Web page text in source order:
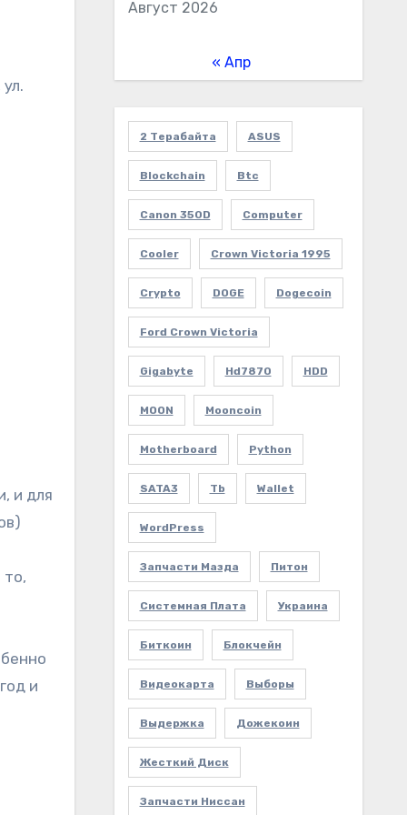
и для
то,
и
Август 2026
« Апр
2 Терабайта ASUS
Blockchain Btc
Canon 350D Computer
Cooler Crown Victoria 1995
Crypto DOGE Dogecoin
Ford Crown Victoria
Gigabyte Hd7870 HDD
MOON Mooncoin
Motherboard Python
SATA3 Tb Wallet
WordPress
Запчасти Мазда Питон
Системная Плата Украина
Биткоин Блокчейн
Видеокарта Выборы
Выдержка Дожекоин
Жесткий Диск
Запчасти Ниссан